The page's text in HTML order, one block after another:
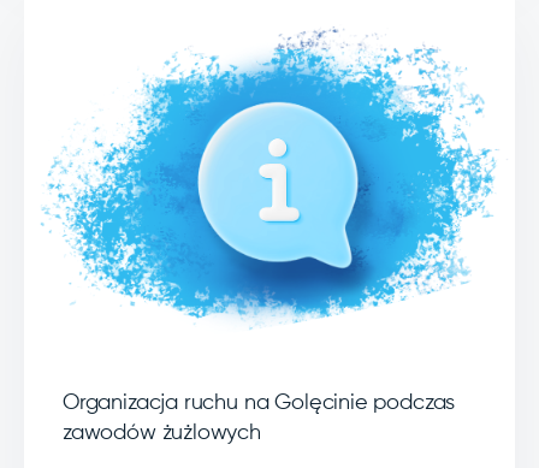
Organizacja ruchu na Golęcinie podczas
zawodów żużlowych